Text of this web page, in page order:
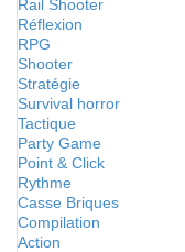
Rail Shooter
Réflexion
RPG
Shooter
Stratégie
Survival horror
Tactique
Party Game
Point & Click
Rythme
Casse Briques
Compilation
Action